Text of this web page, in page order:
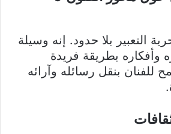
التعبير بلا حدود. إنه وسيلة
وأفكاره بطريقة فريدة
بنقل رسائله وآرائه